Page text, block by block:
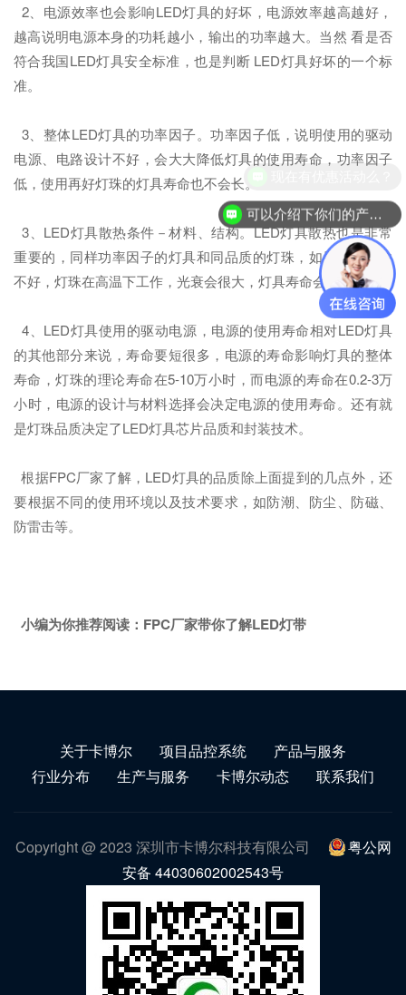
2、电源效率也会影响LED灯具的好坏，电源效率越高越好，
越高说明电源本身的功耗越小，输出的功率越大。当然 看是否
符合我国LED灯具安全标准，也是判断 LED灯具好坏的一个标
准。
3、整体LED灯具的功率因子。功率因子低，说明使用的驱动
电源、电路设计不好，会大大降低灯具的使用寿命，功率因子
低，使用再好灯珠的灯具寿命也不会长。
3、LED灯具散热条件－材料、结构。LED灯具散热也是非常
重要的，同样功率因子的灯具和同品质的灯珠，如果散热条件
不好，灯珠在高温下工作，光衰会很大，灯具寿命会减少。
4、LED灯具使用的驱动电源，电源的使用寿命相对LED灯具
的其他部分来说，寿命要短很多，电源的寿命影响灯具的整体
寿命，灯珠的理论寿命在5-10万小时，而电源的寿命在0.2-3万
小时，电源的设计与材料选择会决定电源的使用寿命。还有就
是灯珠品质决定了LED灯具芯片品质和封装技术。
根据FPC厂家了解，LED灯具的品质除上面提到的几点外，还
要根据不同的使用环境以及技术要求，如防潮、防尘、防磁、
防雷击等。
小编为你推荐阅读： FPC厂家带你了解LED灯带
关于卡博尔 项目品控系统
产品与服务
行业分布
生产与服务 卡博尔动态 联系我们
Copyright @ 2023 深圳市卡博尔科技有限公司
粤公网
安备 44030602002543号
可以介绍下你们的产品么？